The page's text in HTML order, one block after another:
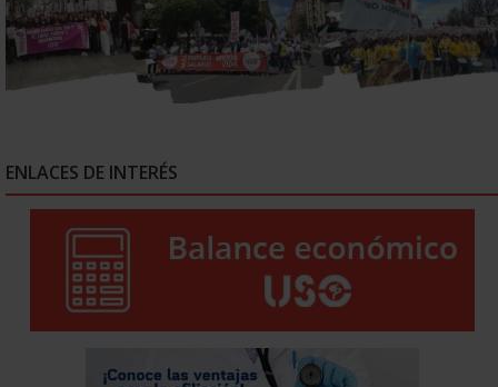
ENLACES DE INTERÉS